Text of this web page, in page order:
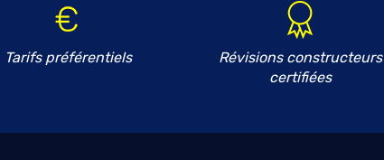
Tarifs préférentiels
Révisions constructeurs
certifiées